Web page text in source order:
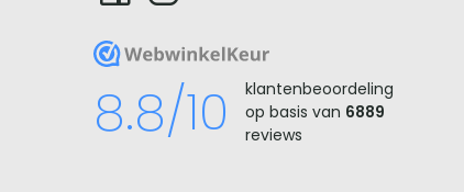
WebwinkelKeur
8.8/10
klantenbeoordeling
op basis van 6889
reviews